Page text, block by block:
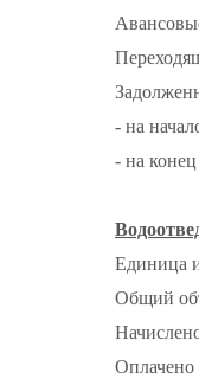
- на
- на
Единица
Общий
Оплачено